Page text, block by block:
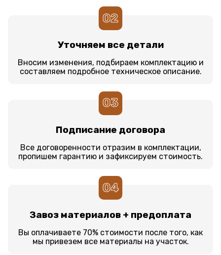
02
Уточняем все детали
Вносим изменения, подбираем комплектацию и
составляем подробное техническое описание.
03
Подписание договора
Все договоренности отразим в комплектации,
пропишем гарантию и зафиксируем стоимость.
04
Завоз материалов + предоплата
Вы оплачиваете 70% стоимости после того, как
мы привезем все материалы на участок.